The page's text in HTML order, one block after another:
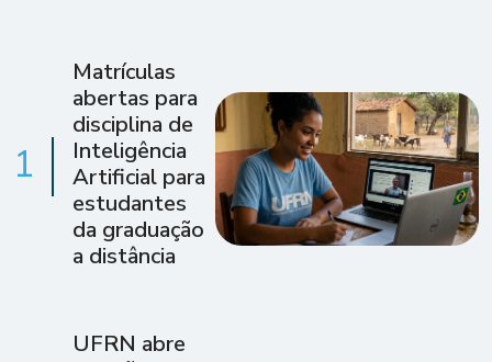
1
Matrículas
abertas para
disciplina de
Inteligência
Artificial para
estudantes
da graduação
a distância
UFRN abre